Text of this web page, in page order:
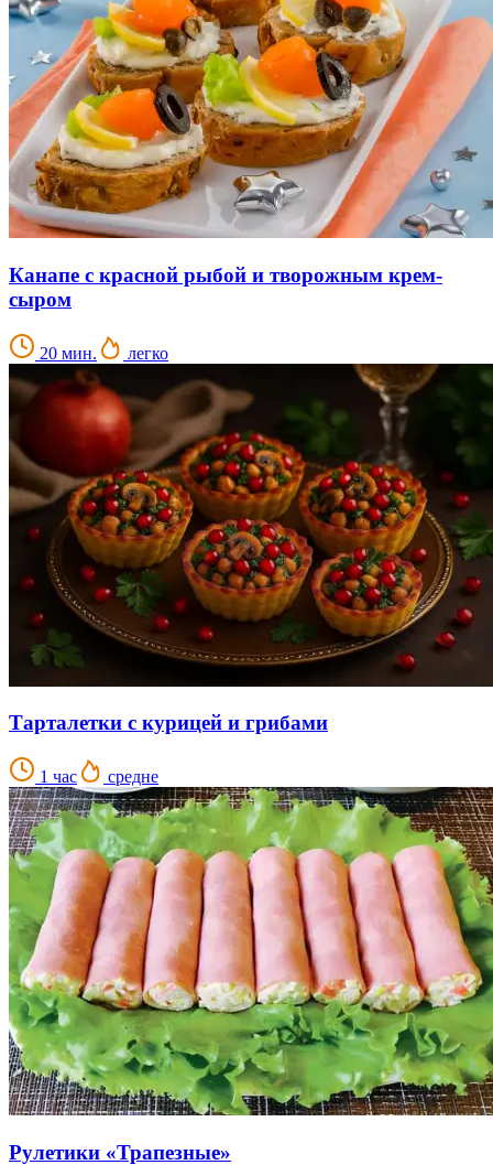
Канапе с красной рыбой и творожным крем-
сыром
20 мин. легко
Тарталетки с курицей и грибами
1 час средне
Рулетики «Трапезные»